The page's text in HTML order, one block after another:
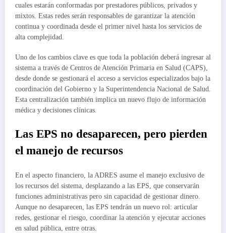
cuales estarán conformadas por prestadores públicos, privados y
mixtos. Estas redes serán responsables de garantizar la atención
continua y coordinada desde el primer nivel hasta los servicios de
alta complejidad.
Uno de los cambios clave es que toda la población deberá ingresar al
sistema a través de Centros de Atención Primaria en Salud (CAPS),
desde donde se gestionará el acceso a servicios especializados bajo la
coordinación del Gobierno y la Superintendencia Nacional de Salud.
Esta centralización también implica un nuevo flujo de información
médica y decisiones clínicas.
Las EPS no desaparecen, pero pierden
el manejo de recursos
En el aspecto financiero, la ADRES asume el manejo exclusivo de
los recursos del sistema, desplazando a las EPS, que conservarán
funciones administrativas pero sin capacidad de gestionar dinero.
Aunque no desaparecen, las EPS tendrán un nuevo rol: articular
redes, gestionar el riesgo, coordinar la atención y ejecutar acciones
en salud pública, entre otras.